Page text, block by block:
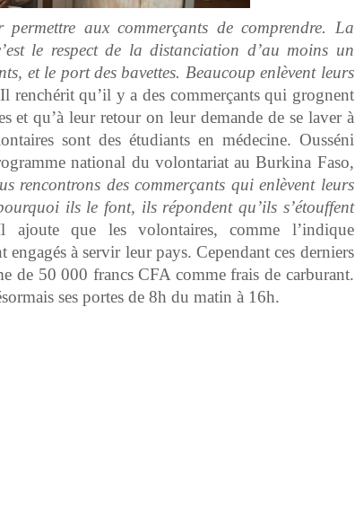
aux commerçants de comprendre. La
le respect de la distanciation d’au moins un
et le port des bavettes. Beaucoup enlèvent leurs
renchérit qu’il y a des commerçants qui grognent
et qu’à leur retour on leur demande de se laver à
sont des étudiants en médecine. Ousséni
national du volontariat au Burkina Faso,
rencontrons des commerçants qui enlèvent leurs
ils le font, ils répondent qu’ils s’étouffent
ajoute que les volontaires, comme l’indique
à servir leur pays. Cependant ces derniers
de 50 000 francs CFA comme frais de carburant.
ses portes de 8h du matin à 16h.